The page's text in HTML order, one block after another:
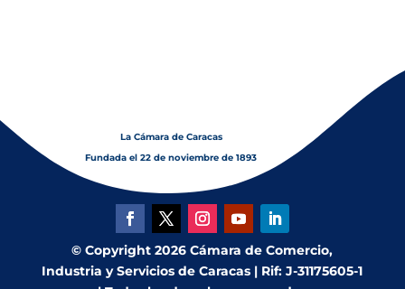
La Cámara de Caracas
Fundada el 22 de noviembre de 1893
© Copyright 2026 Cámara de Comercio,
Industria y Servicios de Caracas | Rif: J-31175605-1